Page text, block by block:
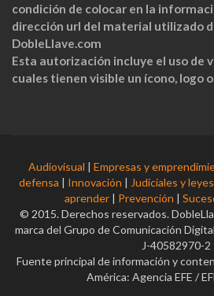
condición de colocar en la
dirección url del material utilizado
DobleLlave.com
Esta autorización incluye el uso de
cuales tienen visible un ícono, logo
Audiovisual | Empresas y
defensa | Innovación | Judiciales y leyes
aprender | Prevención |
© 2015. Derechos reservados.
marca del Grupo de Comunicación
J-40582970-2
Fuente principal de información y
América: Agencia EFE /